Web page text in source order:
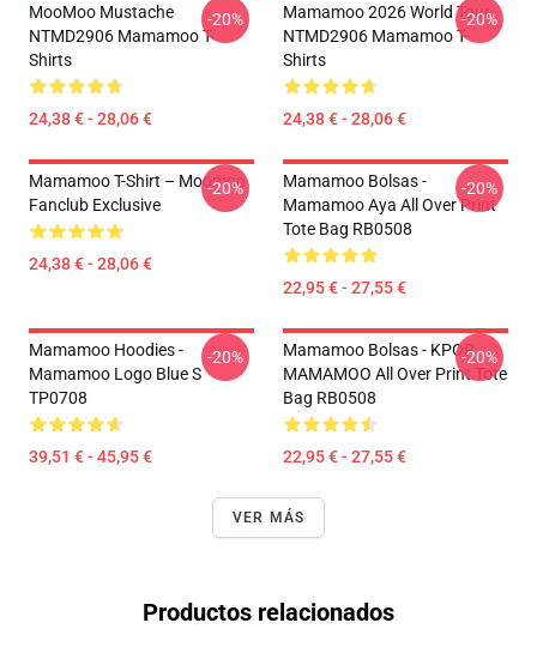
MooMoo Mustache
NTMD2906 Mamamoo T-
Shirts
24,38 € - 28,06 €
-20%
Mamamoo 2026 World Tour
NTMD2906 Mamamoo T-
Shirts
24,38 € - 28,06 €
-20%
Mamamoo T-Shirt – Moomoo
Fanclub Exclusive
24,38 € - 28,06 €
-20%
Mamamoo Bolsas -
Mamamoo Aya All Over Print
Tote Bag RB0508
22,95 € - 27,55 €
-20%
Mamamoo Hoodies -
Mamamoo Logo Blue S
TP0708
39,51 € - 45,95 €
-20%
Mamamoo Bolsas - KPOP
MAMAMOO All Over Print Tote
Bag RB0508
22,95 € - 27,55 €
-20%
VER MÁS
Productos relacionados